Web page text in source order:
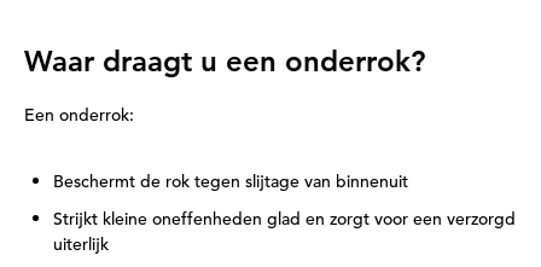
Waar draagt u een onderrok?
Een onderrok:
Beschermt de rok tegen slijtage van binnenuit
Strijkt kleine oneffenheden glad en zorgt voor een verzorgd
uiterlijk